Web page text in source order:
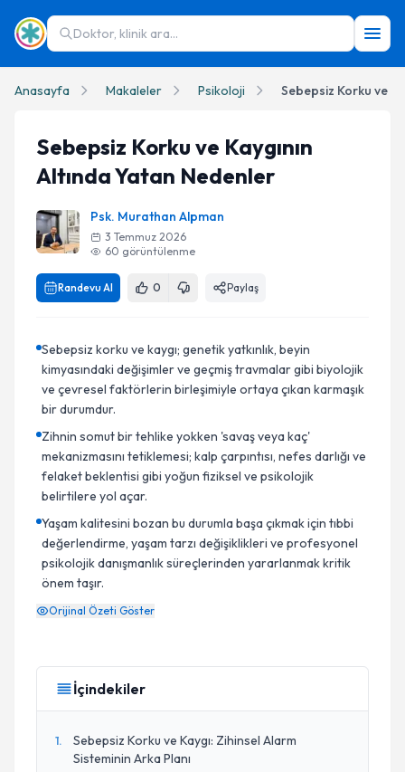
Doktor, klinik ara...
Anasayfa Makaleler Psikoloji
Sebepsiz Korku ve Kaygının
Altında Yatan Nedenler
Psk. Murathan Alpman
3 Temmuz 2026
60 görüntülenme
Randevu Al 0 Paylaş
Sebepsiz korku ve kaygı; genetik yatkınlık, beyin
kimyasındaki değişimler ve geçmiş travmalar gibi biyolojik
ve çevresel faktörlerin birleşimiyle ortaya çıkan karmaşık
bir durumdur.
Zihnin somut bir tehlike yokken 'savaş veya kaç'
mekanizmasını tetiklemesi; kalp çarpıntısı, nefes darlığı ve
felaket beklentisi gibi yoğun fiziksel ve psikolojik
belirtilere yol açar.
Yaşam kalitesini bozan bu durumla başa çıkmak için tıbbi
değerlendirme, yaşam tarzı değişiklikleri ve profesyonel
psikolojik danışmanlık süreçlerinden yararlanmak kritik
önem taşır.
Orijinal Özeti Göster
İçindekiler
1.
Sebepsiz Korku ve Kaygı: Zihinsel Alarm
Sisteminin Arka Planı